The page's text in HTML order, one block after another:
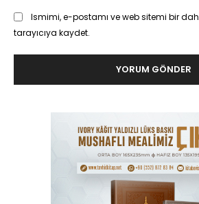
Ismimi, e-postamı ve web sitemi bir
tarayıcıya kaydet.